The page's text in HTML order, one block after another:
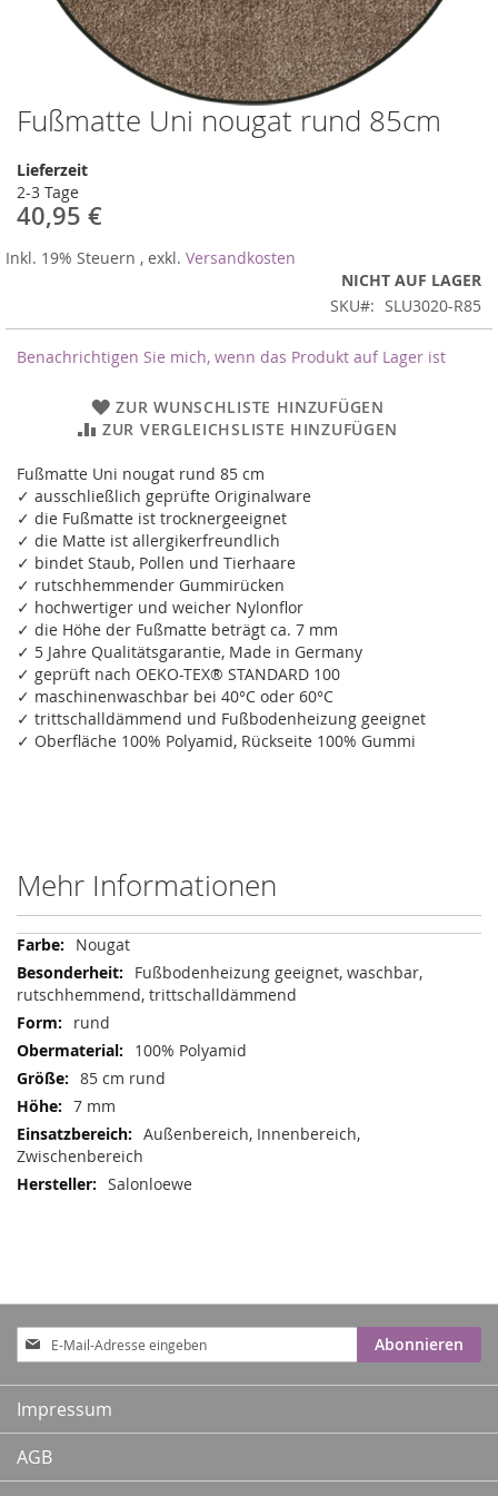
Fußmatte Uni nougat rund 85cm
Lieferzeit
2-3 Tage
40,95 €
Inkl. 19% Steuern , exkl. Versandkosten
NICHT AUF LAGER
SKU
SLU3020-R85
Benachrichtigen Sie mich, wenn das Produkt auf Lager ist
ZUR WUNSCHLISTE HINZUFÜGEN
ZUR VERGLEICHSLISTE HINZUFÜGEN
Fußmatte Uni nougat rund 85 cm
✓ ausschließlich geprüfte Originalware
✓ die Fußmatte ist trocknergeeignet
✓ die Matte ist allergikerfreundlich
✓ bindet Staub, Pollen und Tierhaare
✓ rutschhemmender Gummirücken
✓ hochwertiger und weicher Nylonflor
✓ die Höhe der Fußmatte beträgt ca. 7 mm
✓ 5 Jahre Qualitätsgarantie, Made in Germany
✓ geprüft nach OEKO-TEX® STANDARD 100
✓ maschinenwaschbar bei 40°C oder 60°C
✓ trittschalldämmend und Fußbodenheizung geeignet
✓ Oberfläche 100% Polyamid, Rückseite 100% Gummi
Zum
Anfang
der
Bildergalerie
springen
Mehr Informationen
Mehr
Informationen
Nougat
Fußbodenheizung geeignet, waschbar,
rutschhemmend, trittschalldämmend
rund
100% Polyamid
85 cm rund
7 mm
Außenbereich, Innenbereich,
Zwischenbereich
Salonloewe
Anmeldung
zum
Newsletter:
Abonnieren
Impressum
AGB